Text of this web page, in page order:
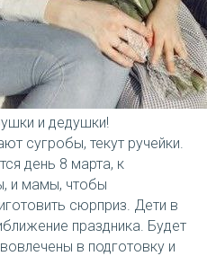
и дедушки!
сугробы, текут ручейки.
день 8 марта, к
и мамы, чтобы
сюрприз. Дети в
праздника. Будет
в подготовку и